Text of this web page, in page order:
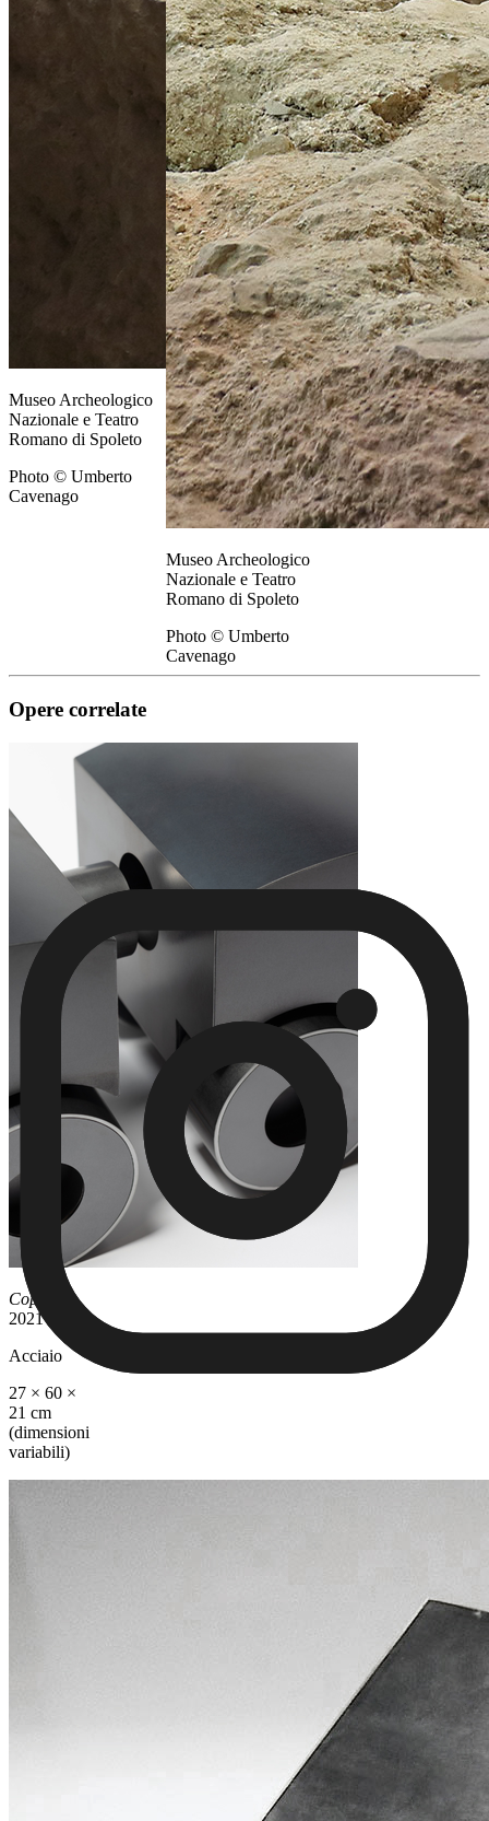
Museo Archeologico
Nazionale e Teatro
Romano di Spoleto
Photo © Umberto
Cavenago
Museo Archeologico
Nazionale e Teatro
Romano di Spoleto
Photo © Umberto
Cavenago
Opere correlate
Copula
2021
Acciaio
27 × 60 ×
21 cm
(dimensioni
variabili)